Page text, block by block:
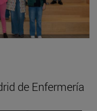
de Enfermería